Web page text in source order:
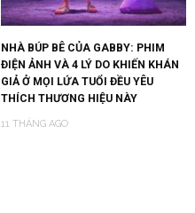
NHÀ BÚP BÊ CỦA GABBY: PHIM
ĐIỆN ẢNH VÀ 4 LÝ DO KHIẾN KHÁN
GIẢ Ở MỌI LỨA TUỔI ĐỀU YÊU
THÍCH THƯƠNG HIỆU NÀY
11 THÁNG AGO